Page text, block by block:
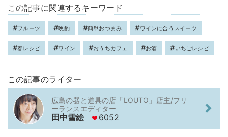
この記事に関連するキーワード
フルーツ 晩酌 簡単おつまみ ワインに合うスイーツ
春レシピ ワイン おうちカフェ お酒 いちごレシピ
この記事のライター
広島の器と道具の店「LOUTO」店主/フリ
ーランスエディター
田中雪絵 6052